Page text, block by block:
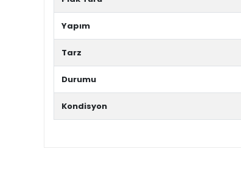
Yapım
Tarz
Durumu
Kondisyon